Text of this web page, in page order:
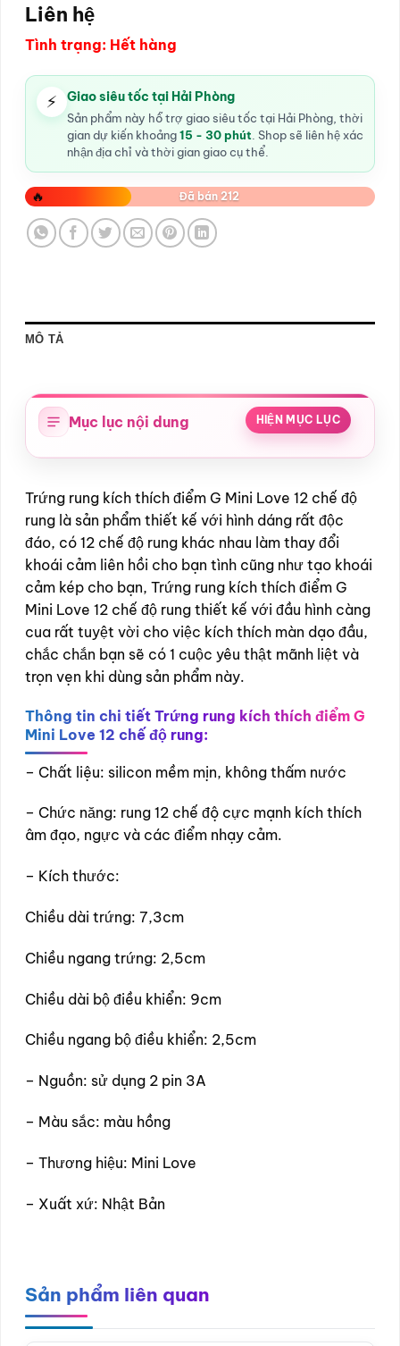
Liên hệ
Tình trạng: Hết hàng
⚡ Giao siêu tốc tại Hải Phòng
Sản phẩm này hỗ trợ giao siêu tốc tại Hải Phòng, thời
gian dự kiến khoảng15 - 30 phút . Shop sẽ liên hệ xác
nhận địa chỉ và thời gian giao cụ thể.
🔥 Đã bán 212
MÔ TẢ
Mục lục nội dung HIỆN MỤC LỤC
Trứng rung kích thích điểm G Mini Love 12 chế độ
rung là sản phẩm thiết kế với hình dáng rất độc
đáo, có 12 chế độ rung khác nhau làm thay đổi
khoái cảm liên hồi cho bạn tình cũng như tạo khoái
cảm kép cho bạn, Trứng rung kích thích điểm G
Mini Love 12 chế độ rung thiết kế với đầu hình càng
cua rất tuyệt vời cho việc kích thích màn dạo đầu,
chắc chắn bạn sẽ có 1 cuộc yêu thật mãnh liệt và
trọn vẹn khi dùng sản phẩm này.
Thông tin chi tiết Trứng rung kích thích điểm G
Mini Love 12 chế độ rung:
– Chất liệu: silicon mềm mịn, không thấm nước
– Chức năng: rung 12 chế độ cực mạnh kích thích
âm đạo, ngực và các điểm nhạy cảm.
– Kích thước:
Chiều dài trứng: 7,3cm
Chiều ngang trứng: 2,5cm
Chiều dài bộ điều khiển: 9cm
Chiều ngang bộ điều khiển: 2,5cm
– Nguồn: sử dụng 2 pin 3A
– Màu sắc: màu hồng
– Thương hiệu: Mini Love
– Xuất xứ: Nhật Bản
Sản phẩm liên quan